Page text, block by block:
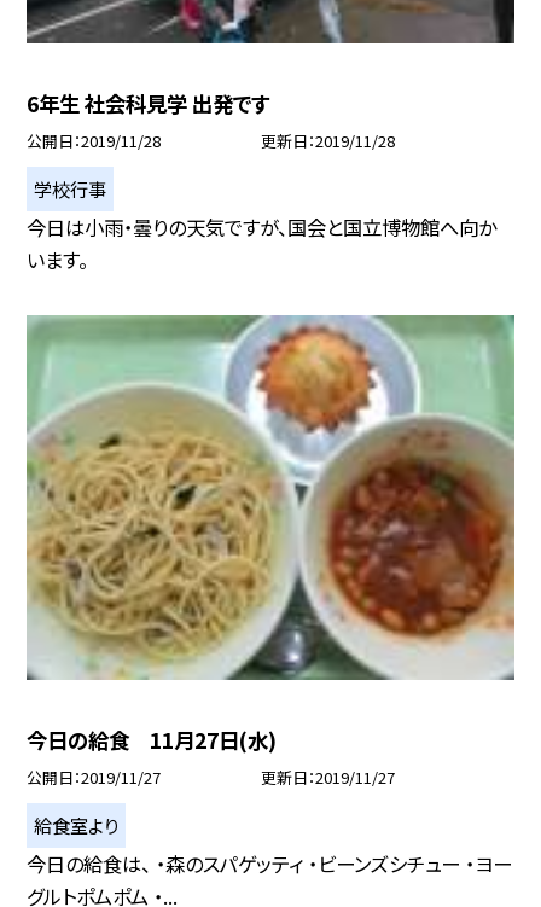
6年生 社会科見学 出発です
公開日 2019/11/28 更新日 2019/11/28
学校行事
今日は小雨・曇りの天気ですが、国会と国立博物館へ向か
います。
今日の給食 11月27日(水)
公開日 2019/11/27 更新日 2019/11/27
給食室より
今日の給食は、 ・森のスパゲッティ ・ビーンズシチュー ・ヨー
グルトポムポム ・...